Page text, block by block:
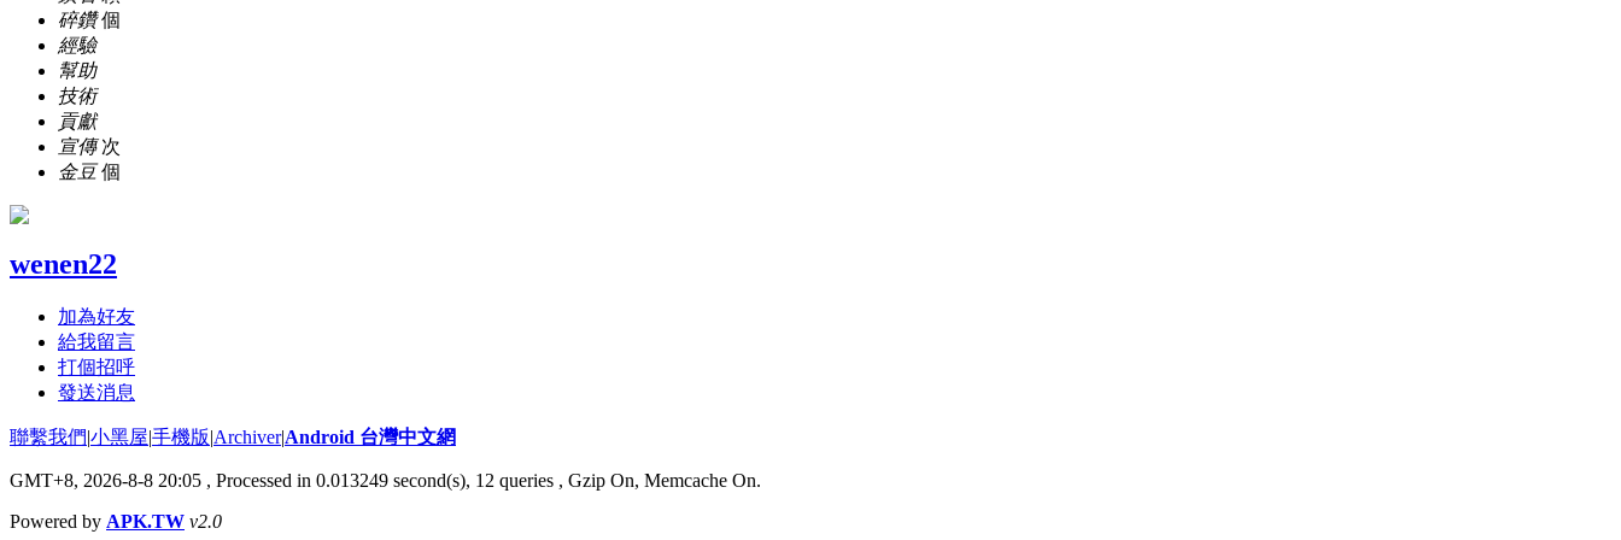
碎鑽個
經驗
幫助
技術
貢獻
宣傳次
金豆個
wenen22
加為好友
給我留言
打個招呼
發送消息
聯繫我們|小黑屋|手機版|Archiver|Android 台灣中文網
GMT+8, 2026-8-8 20:05 , Processed in 0.013249 second(s), 12 queries , Gzip On, Memcache On.
Powered by APK.TW v2.0